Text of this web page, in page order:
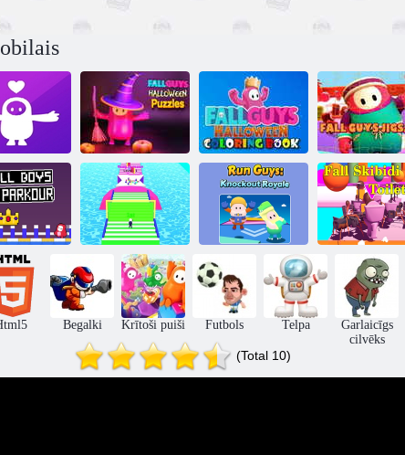
puišu
mīkla 1
Rudens puišu
Helovīna mīkla
Rudens puišu
Helovīna
krāsojamā
grāmata
Rudens puišu
finierzāģis
zēni 2d
parkour
Izsist rudens
puiši 3d
Run puiši:
Knockout
Royale
Kritiena skibidi
tualete
Begalki Krītoši puiši Futbols Telpa
Garlaicīgs
cilvēks
(Total 10)